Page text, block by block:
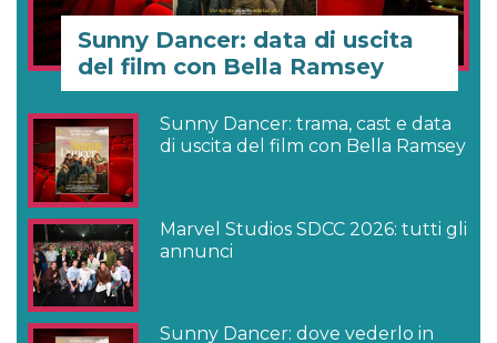
Sunny Dancer: data di uscita
del film con Bella Ramsey
Sunny Dancer: trama, cast e data
di uscita del film con Bella Ramsey
Marvel Studios SDCC 2026: tutti gli
annunci
Sunny Dancer: dove vederlo in